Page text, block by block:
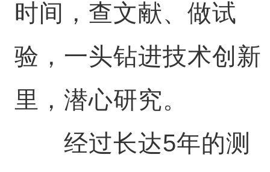
时间，查文献、做试
验，一头钻进技术创新
里，潜心研究。
经过长达5年的测